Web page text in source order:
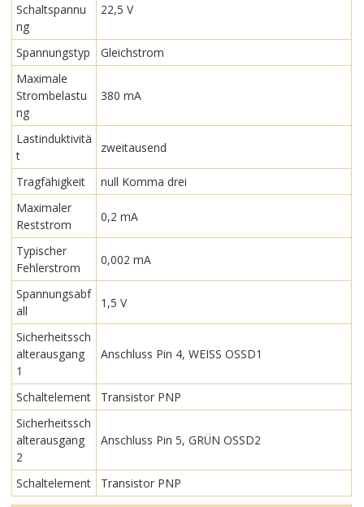
Schaltspannu
ng
22,5 V
Spannungstyp
Gleichstrom
Maximale
Strombelastu
ng
380 mA
Lastinduktivitä
t
zweitausend
Tragfähigkeit
null Komma drei
Maximaler
Reststrom
0,2 mA
Typischer
Fehlerstrom
0,002 mA
Spannungsabf
all
1,5 V
Sicherheitssch
alterausgang
1
Anschluss Pin 4, WEISS OSSD1
Schaltelement
Transistor PNP
Sicherheitssch
alterausgang
2
Anschluss Pin 5, GRÜN OSSD2
Schaltelement Transistor PNP